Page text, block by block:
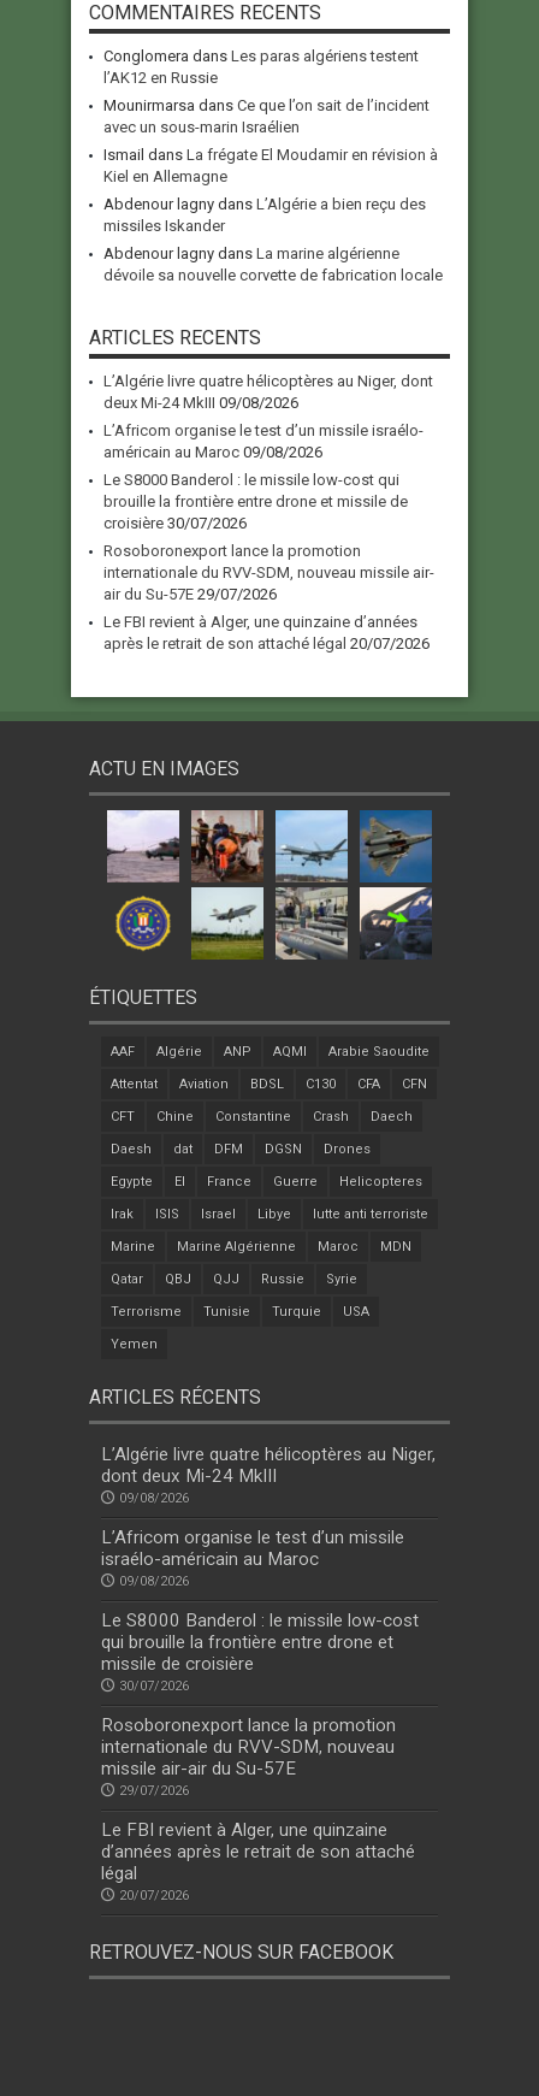
COMMENTAIRES RECENTS
Conglomera dans Les paras algériens testent
l’AK12 en Russie
Mounirmarsa dans Ce que l’on sait de l’incident
avec un sous-marin Israélien
Ismail dans La frégate El Moudamir en révision à
Kiel en Allemagne
Abdenour lagny dans L’Algérie a bien reçu des
missiles Iskander
Abdenour lagny dans La marine algérienne
dévoile sa nouvelle corvette de fabrication locale
ARTICLES RECENTS
L’Algérie livre quatre hélicoptères au Niger, dont
deux Mi-24 MkIII 09/08/2026
L’Africom organise le test d’un missile israélo-
américain au Maroc 09/08/2026
Le S8000 Banderol : le missile low-cost qui
brouille la frontière entre drone et missile de
croisière 30/07/2026
Rosoboronexport lance la promotion
internationale du RVV-SDM, nouveau missile air-
air du Su-57E 29/07/2026
Le FBI revient à Alger, une quinzaine d’années
après le retrait de son attaché légal 20/07/2026
ACTU EN IMAGES
ÉTIQUETTES
AAF Algérie ANP AQMI Arabie Saoudite
Attentat Aviation BDSL C130 CFA CFN
CFT Chine Constantine Crash Daech
Daesh dat DFM DGSN Drones
Egypte EI France Guerre Helicopteres
Irak ISIS Israel Libye lutte anti terroriste
Marine Marine Algérienne Maroc MDN
Qatar QBJ QJJ Russie Syrie
Terrorisme Tunisie Turquie USA
Yemen
ARTICLES RÉCENTS
L’Algérie livre quatre hélicoptères au Niger,
dont deux Mi-24 MkIII
09/08/2026
L’Africom organise le test d’un missile
israélo-américain au Maroc
09/08/2026
Le S8000 Banderol : le missile low-cost
qui brouille la frontière entre drone et
missile de croisière
30/07/2026
Rosoboronexport lance la promotion
internationale du RVV-SDM, nouveau
missile air-air du Su-57E
29/07/2026
Le FBI revient à Alger, une quinzaine
d’années après le retrait de son attaché
légal
20/07/2026
RETROUVEZ-NOUS SUR FACEBOOK